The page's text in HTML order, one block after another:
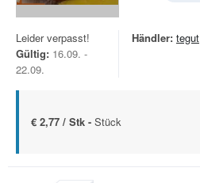
Leider verpasst!
Gültig: 16.09. -
22.09.
Händler: tegut
€ 2,77 / Stk - Stück